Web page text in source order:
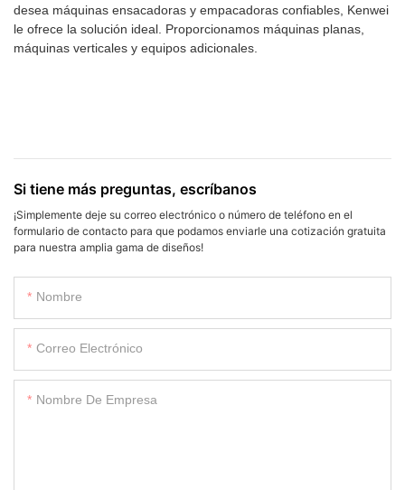
desea máquinas ensacadoras y empacadoras confiables, Kenwei
le ofrece la solución ideal. Proporcionamos máquinas planas,
máquinas verticales y equipos adicionales.
Si tiene más preguntas, escríbanos
¡Simplemente deje su correo electrónico o número de teléfono en el
formulario de contacto para que podamos enviarle una cotización gratuita
para nuestra amplia gama de diseños!
Nombre
Correo Electrónico
Nombre De Empresa